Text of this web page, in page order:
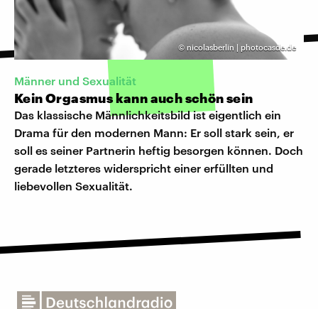
© nicolasberlin | photocasde.de
Männer und Sexualität
Kein Orgasmus kann auch schön sein
Das klassische Männlichkeitsbild ist eigentlich ein
Drama für den modernen Mann: Er soll stark sein, er
soll es seiner Partnerin heftig besorgen können. Doch
gerade letzteres widerspricht einer erfüllten und
liebevollen Sexualität.